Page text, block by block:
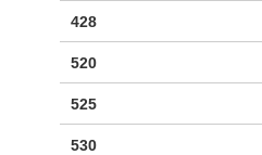
428
520
525
530